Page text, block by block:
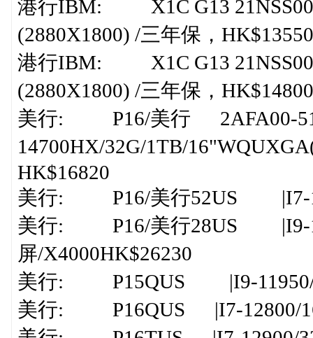
港行IBM: X1C G13
(2880X1800) /三年保，HK$13550
港行IBM: X1C G13
(2880X1800) /三年保，HK$14800
美行: P16/美行 2AFA00-
14700HX/32G/1TB/
HK$16820
美行: P16/美行52US |I7-
美行: P16/美行28US |I9-
屏/X4000HK$26230
美行: P15QUS |I9-11950/
美行: P16QUS |I7-12800/